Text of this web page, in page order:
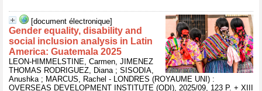
[document électronique]
Gender equality, disability and
social inclusion analysis in Latin
America: Guatemala 2025
LEON-HIMMELSTINE, Carmen, JIMENEZ
THOMAS RODRIGUEZ, Diana ; SISODIA,
Anushka ; MARCUS, Rachel - LONDRES (ROYAUME UNI) :
OVERSEAS DEVELOPMENT INSTITUTE (ODI), 2025/09, 123 P. + XIII